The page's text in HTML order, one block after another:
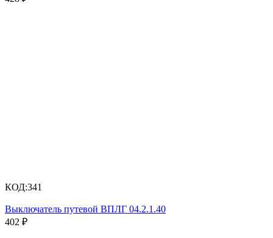
КОД:341
Выключатель путевой ВПЛГ 04.2.1.40
402 ₽